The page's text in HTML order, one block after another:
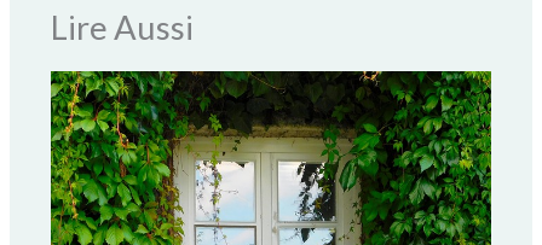
Lire Aussi